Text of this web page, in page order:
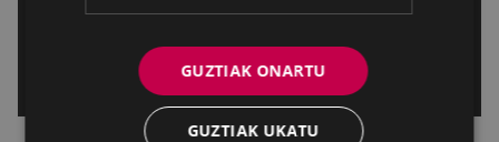
GUZTIAK ONARTU
GUZTIAK UKATU